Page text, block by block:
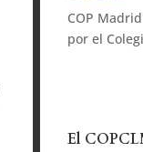
COP
por el
El